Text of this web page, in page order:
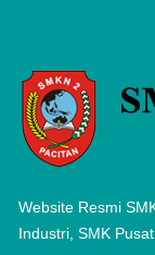
Website Resmi
Industri, SMK